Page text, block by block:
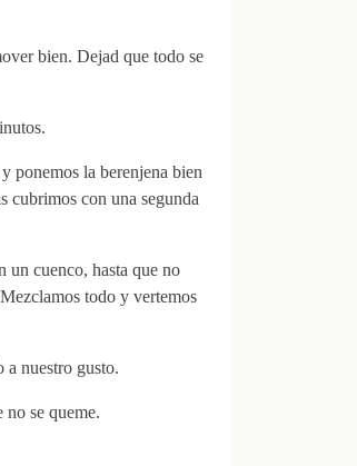
bien. Dejad que todo se
ponemos la berenjena bien
cubrimos con una segunda
un cuenco, hasta que no
todo y vertemos
a nuestro gusto.
se queme.